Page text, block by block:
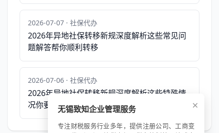
2026-07-07 · 社保代办
2026年异地社保转移新规深度解析这些常见问
题解答帮你顺利转移
2026-07-06 · 社保代办
2026年异地社保转移新规深度解析这些特殊情
况你要注意
×
无锡致知企业管理服务
专注财税服务行业多年，提供注册公司、工商变